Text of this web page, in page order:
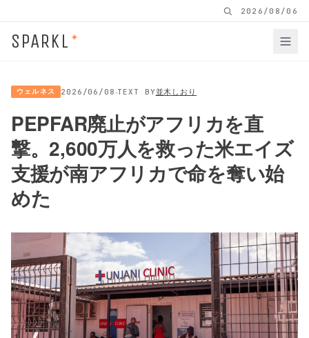
2026/08/06
SPARKL ✦
ウェルネス 2026/06/08 ·TEXT BY並木しおり
PEPFAR廃止がアフリカを直
撃。2,600万人を救った米エイズ
支援が南アフリカで命を奪い始
めた